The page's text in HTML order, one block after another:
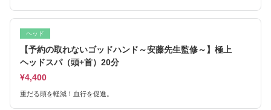
ヘッド
【予約の取れないゴッドハンド～安藤先生監修～】極上
ヘッドスパ（頭+首）20分
¥4,400
重だる頭を軽減！血行を促進。